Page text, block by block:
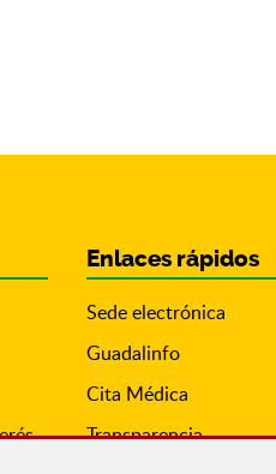
Enlaces rápidos
Sede electrónica
Guadalinfo
Cita Médica
Transparencia